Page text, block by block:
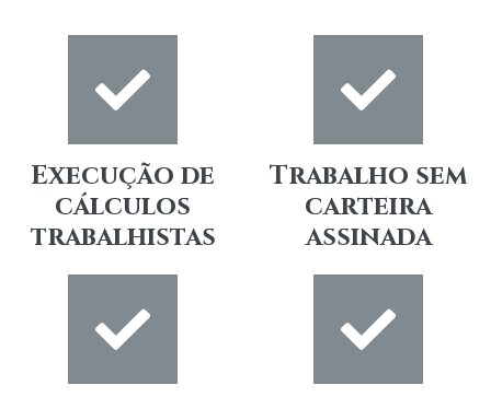
Execução de
cálculos
trabalhistas
Trabalho sem
carteira
assinada